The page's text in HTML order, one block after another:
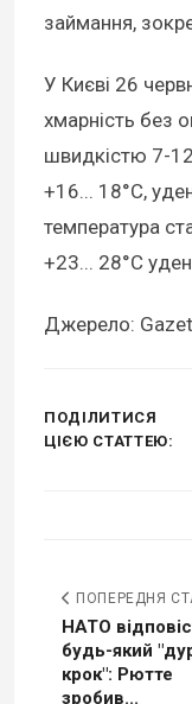
займання,
У Києві 26
хмарність без
швидкістю 7-12
+16... 18°C,
температура
+23... 28°C
Джерело:
ПОДІЛИТИСЯ
ЦІЄЮ СТАТТЕЮ:
ПОПЕРЕДНЯ
НАТО
будь-який
крок": Рютте
зробив...